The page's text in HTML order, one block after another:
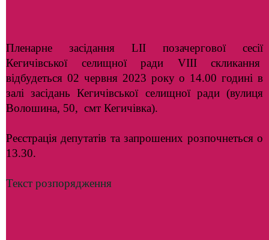
Пленарне засідання LІІ позачергової сесії
Кегичівської селищної ради VIII скликання
відбудеться 02 червня 2023 року о 14.00 годині в
залі засідань Кегичівської селищної ради (вулиця
Волошина, 50, смт Кегичівка).
Реєстрація депутатів та запрошених розпочнеться о
13.30.
Текст розпорядження